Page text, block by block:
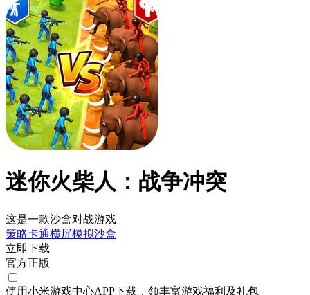
迷你火柴人：战争冲突
这是一款沙盒对战游戏
策略卡通横屏模拟沙盒
立即下载
官方正版
使用小米游戏中心APP下载 ，领丰富游戏福利 及礼包